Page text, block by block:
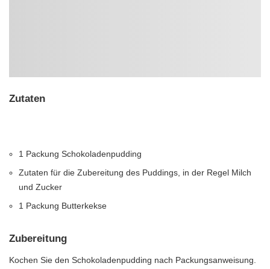
Zutaten
1 Packung Schokoladenpudding
Zutaten für die Zubereitung des Puddings, in der Regel Milch
und Zucker
1 Packung Butterkekse
Zubereitung
Kochen Sie den Schokoladenpudding nach Packungsanweisung.